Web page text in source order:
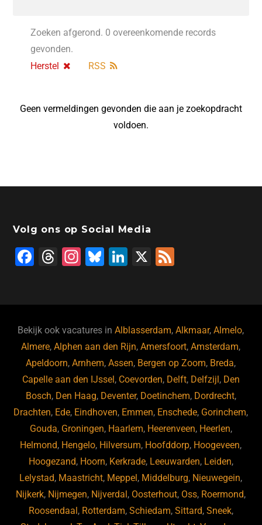
Zoeken afgerond. 0 overeenkomende records
gevonden.
Herstel
RSS
Geen vermeldingen gevonden die aan je zoekopdracht
voldoen.
Volg ons op Social Media
F
b
o
o
k
T
d
s
In
a
m
Bl
ky
Li
dI
n
X
Bekijk ook vacatures inAlblasserdam,Alkmaar,Almelo,
Almere,Alphen aan den Rijn,Amersfoort,Amsterdam,
Apeldoorn,Arnhem,Assen, Bergen op Zoom, Breda,
Capelle aan den IJssel , Coevorden, Delft, Delfzijl , Den
Bosch, Den Haag, Deventer, Doetinchem, Dordrecht,
Drachten, Ede, Eindhoven, Emmen, Enschede, Gorinchem,
Gouda, Groningen, Haarlem, Heerenveen, Heerlen,
Helmond, Hengelo, Hilversum, Hoofddorp, Hoogeveen,
Hoogezand, Hoorn, Kerkrade, Leeuwarden, Leiden,
Lelystad, Maastricht, Meppel , Middelburg, Nieuwegein,
Nijkerk, Nijmegen, Nijverdal , Oosterhout, Oss, Roermond,
Roosendaal , Rotterdam, Schiedam, Sittard, Sneek,